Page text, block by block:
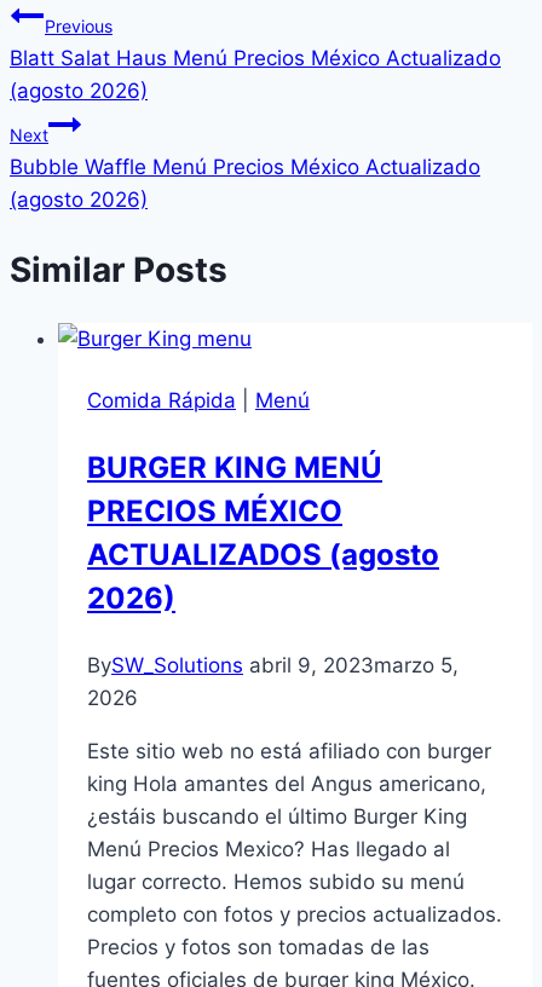
Navegación
de
entradas
Previous
Blatt Salat Haus Menú Precios México Actualizado
(agosto 2026)
Next
Bubble Waffle Menú Precios México Actualizado
(agosto 2026)
Similar Posts
Comida Rápida Menú
BURGER KING MENÚ
PRECIOS MÉXICO
ACTUALIZADOS (agosto
2026)
BySW_Solutions abril 9, 2023marzo 5,
2026
Este sitio web no está afiliado con burger
king Hola amantes del Angus americano,
¿estáis buscando el último Burger King
Menú Precios Mexico? Has llegado al
lugar correcto. Hemos subido su menú
completo con fotos y precios actualizados.
Precios y fotos son tomadas de las
fuentes oficiales de burger king México.